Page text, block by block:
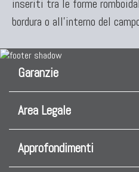
inseriti tra le forme
bordura o all'interno del
Garanzie
Area Legale
Approfondimenti